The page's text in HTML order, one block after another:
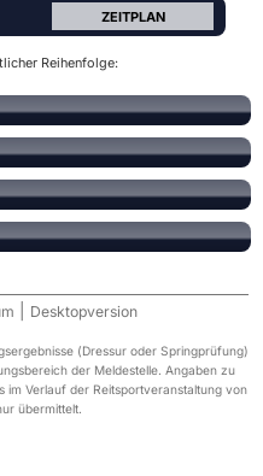
ZEITPLAN
Reihenfolge:
Desktopversion
(Dressur oder Springprüfung)
der Meldestelle. Angaben zu
im Verlauf der Reitsportveranstaltung von
übermittelt.